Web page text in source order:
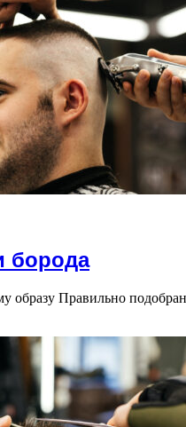
борода
образу Правильно